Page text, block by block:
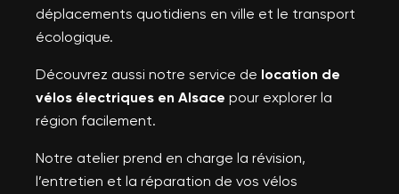
déplacements quotidiens en ville et le transport
écologique.
Découvrez aussi notre service de location de
vélos électriques en Alsace pour explorer la
région facilement.
Notre atelier prend en charge la révision,
l’entretien et la réparation de vos vélos